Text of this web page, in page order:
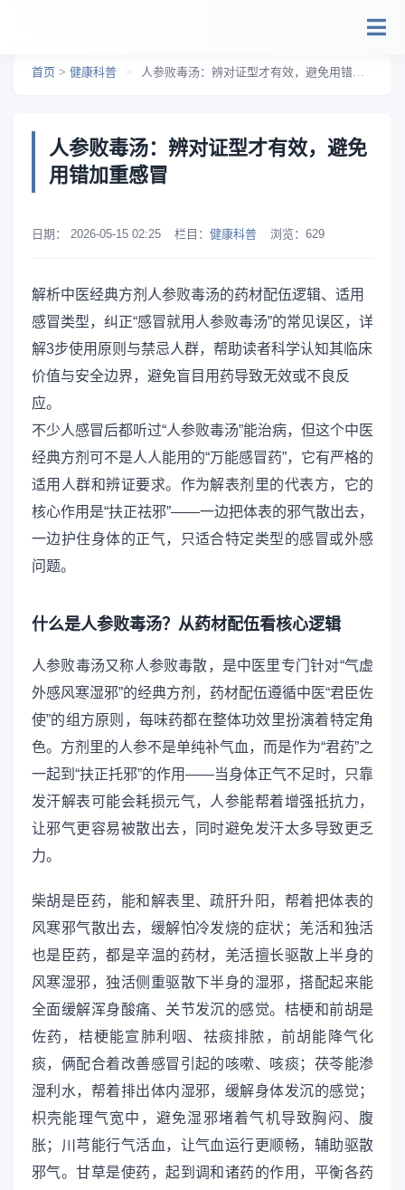
首页 > 健康科普 > 人参败毒汤：辨对证型才有效，避免用错加重感冒
人参败毒汤：辨对证型才有效，避免
用错加重感冒
日期： 2026-05-15 02:25 栏目： 健康科普 浏览： 629
解析中医经典方剂人参败毒汤的药材配伍逻辑、适用
感冒类型，纠正“感冒就用人参败毒汤”的常见误区，详
解3步使用原则与禁忌人群，帮助读者科学认知其临床
价值与安全边界，避免盲目用药导致无效或不良反
应。
不少人感冒后都听过“人参败毒汤”能治病，但这个中医
经典方剂可不是人人能用的“万能感冒药”，它有严格的
适用人群和辨证要求。作为解表剂里的代表方，它的
核心作用是“扶正祛邪”——一边把体表的邪气散出去，
一边护住身体的正气，只适合特定类型的感冒或外感
问题。
什么是人参败毒汤？从药材配伍看核心逻辑
人参败毒汤又称人参败毒散，是中医里专门针对“气虚
外感风寒湿邪”的经典方剂，药材配伍遵循中医“君臣佐
使”的组方原则，每味药都在整体功效里扮演着特定角
色。方剂里的人参不是单纯补气血，而是作为“君药”之
一起到“扶正托邪”的作用——当身体正气不足时，只靠
发汗解表可能会耗损元气，人参能帮着增强抵抗力，
让邪气更容易被散出去，同时避免发汗太多导致更乏
力。
柴胡是臣药，能和解表里、疏肝升阳，帮着把体表的
风寒邪气散出去，缓解怕冷发烧的症状；羌活和独活
也是臣药，都是辛温的药材，羌活擅长驱散上半身的
风寒湿邪，独活侧重驱散下半身的湿邪，搭配起来能
全面缓解浑身酸痛、关节发沉的感觉。桔梗和前胡是
佐药，桔梗能宣肺利咽、祛痰排脓，前胡能降气化
痰，俩配合着改善感冒引起的咳嗽、咳痰；茯苓能渗
湿利水，帮着排出体内湿邪，缓解身体发沉的感觉；
枳壳能理气宽中，避免湿邪堵着气机导致胸闷、腹
胀；川芎能行气活血，让气血运行更顺畅，辅助驱散
邪气。甘草是使药，起到调和诸药的作用，平衡各药